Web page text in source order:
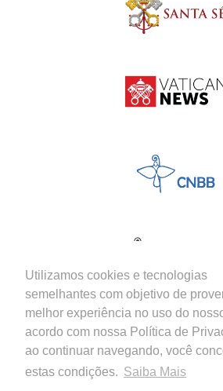
Utilizamos cookies e tecnologias
semelhantes com objetivo de
melhor experiência no uso do
acordo com nossa Política de
ao continuar navegando, você
estas condições. Saiba Mais